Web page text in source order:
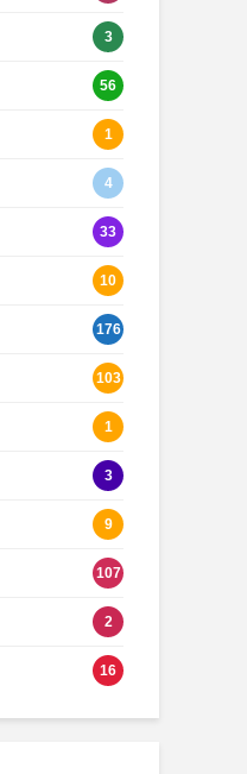
3
56
1
4
33
10
176
103
1
3
9
107
2
16